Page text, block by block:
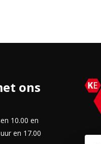
ons
10.00 en
en 17.00